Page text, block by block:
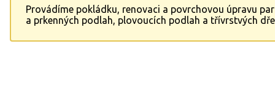
Provádíme pokládku, renovaci a povrchovou úpravu
a prkenných podlah, plovoucích podlah a třívrstvých
Provádíme též malířské, lakýrnické a truhlářské práce.